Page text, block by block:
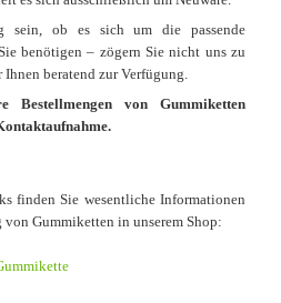
sein, ob es sich um die passende
benötigen – zögern Sie nicht uns zu
beratend zur Verfügung.
von Gummiketten
finden Sie wesentliche Informationen
Gummiketten in unserem Shop: